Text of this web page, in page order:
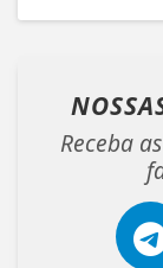
Receba